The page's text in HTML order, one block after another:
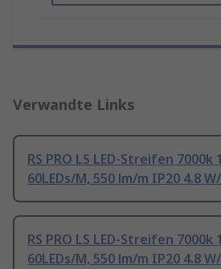
Verwandte Links
RS PRO LS LED-Streifen 7000k
60LEDs/M, 550 lm/m IP20 4.8
RS PRO LS LED-Streifen 7000k
60LEDs/M, 550 lm/m IP20 4.8